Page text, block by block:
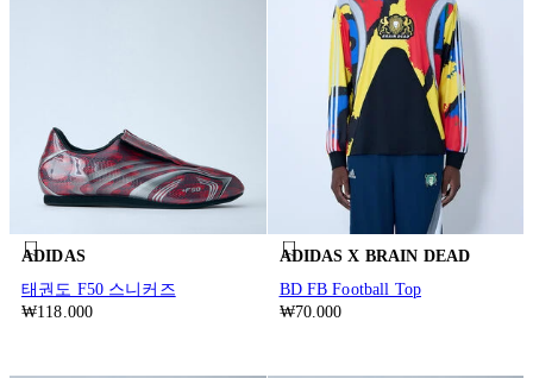
ADIDAS
태권도 F50 스니커즈
₩118.000
ADIDAS X BRAIN DEAD
BD FB Football Top
₩70.000